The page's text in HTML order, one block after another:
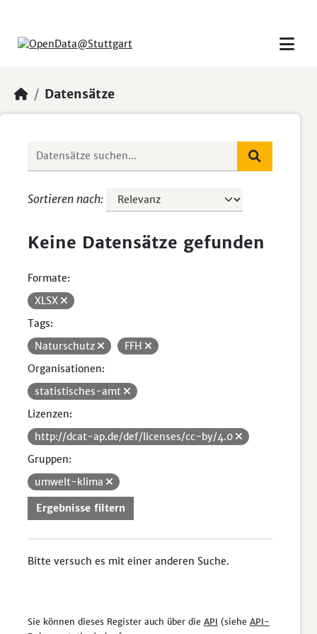
Datensätze
Sortieren nach
Keine Datensätze gefunden
Formate:
XLSX
Tags:
Naturschutz
FFH
Organisationen:
statistisches-amt
Lizenzen:
http://dcat-ap.de/def/licenses/cc-by/4.0
Gruppen:
umwelt-klima
Ergebnisse filtern
Bitte versuch es mit einer anderen Suche.
Sie können dieses Register auch über die API (siehe API-